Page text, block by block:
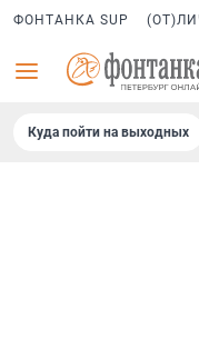
ФОНТАНКА SUP
Куда пойти на выходных